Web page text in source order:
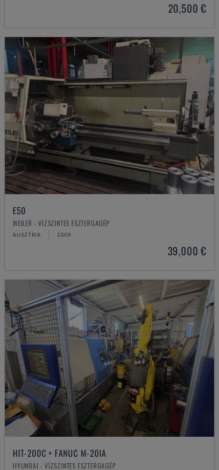
20,500 €
E50
WEILER - VÍZSZINTES ESZTERGAGÉP
AUSZTRIA 2009
39,000 €
HIT-200C + FANUC M-20IA
HYUNDAI - VÍZSZINTES ESZTERGAGÉP